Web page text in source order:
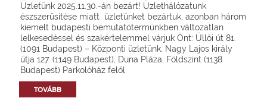
Üzletünk 2025.11.30.-án bezárt! Üzlethálózatunk
észszerűsítése miatt üzletünket bezártuk, azonban három
kiemelt budapesti bemutatótermünkben változatlan
lelkesedéssel és szakértelemmel várjuk Önt: Üllői út 81.
(1091 Budapest) – Központi üzletünk, Nagy Lajos király
útja 127. (1149 Budapest), Duna Pláza, Földszint (1138
Budapest) Parkolóház felől
TOVÁBB